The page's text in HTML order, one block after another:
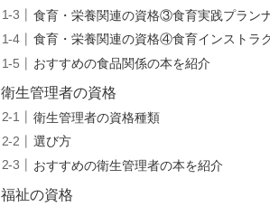
食育・栄養関連の資格③食育実践プラン
食育・栄養関連の資格④食育インストラ
おすすめの食品関係の本を紹介
衛生管理者の資格
衛生管理者の資格種類
選び方
おすすめの衛生管理者の本を紹介
福祉の資格